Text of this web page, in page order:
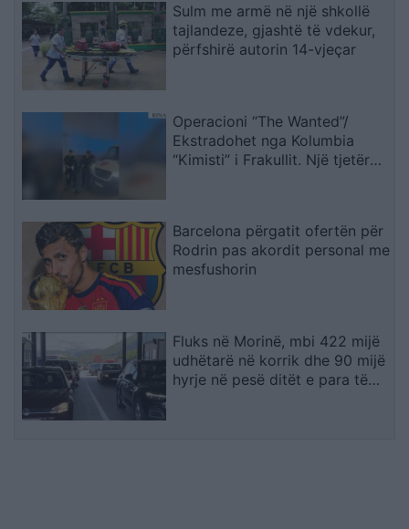
Sulm me armë në një shkollë
tajlandeze, gjashtë të vdekur,
përfshirë autorin 14-vjeçar
Operacioni “The Wanted”/
Ekstradohet nga Kolumbia
“Kimisti” i Frakullit. Një tjetër
Barcelona përgatit ofertën për
Rodrin pas akordit personal me
mesfushorin
Fluks në Morinë, mbi 422 mijë
udhëtarë në korrik dhe 90 mijë
hyrje në pesë ditët e para të